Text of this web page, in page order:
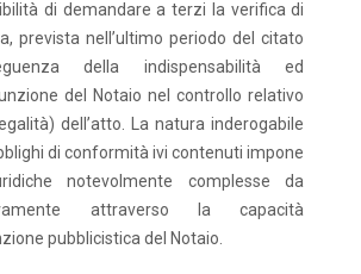
di demandare a terzi la verifica di
prevista nell’ultimo periodo del citato
della indispensabilità ed
del Notaio nel controllo relativo
dell’atto. La natura inderogabile
di conformità ivi contenuti impone
notevolmente complesse da
attraverso la capacità
pubblicistica del Notaio.